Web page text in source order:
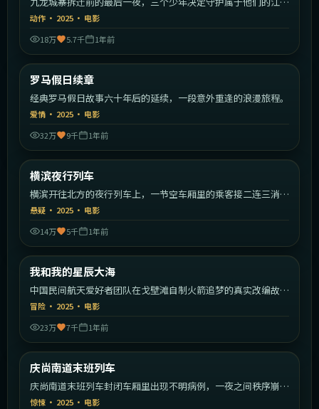
湖。
动作 · 2025 · 电影
18万
5.7千 1年前
最新
罗马假日续章
经典罗马假日故事六十年后的延续，一段意外重逢的浪漫旅程。
爱情 · 2025 · 电影
32万
9千 1年前
最新
横滨夜行列车
横滨开往北方的夜行列车上，一节空车厢里的乘客接二连三消
失。
悬疑 · 2025 · 电影
14万
5千 1年前
最新
我和我的星辰大海
中国民间航天爱好者团队在戈壁滩自制火箭追梦的真实改编故
事。
冒险 · 2025 · 电影
23万
7千 1年前
最新
庆尚南道末班列车
庆尚南道末班列车封闭车厢里出现不明病例，一夜之间秩序崩
塌。
惊悚 · 2025 · 电影